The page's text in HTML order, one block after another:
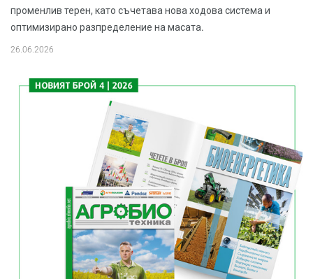
променлив терен, като съчетава нова ходова система и
оптимизирано разпределение на масата.
26.06.2026